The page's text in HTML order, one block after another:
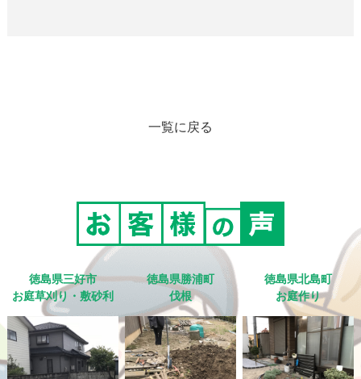
一覧に戻る
徳島県三好市
お庭草刈り・敷砂利
徳島県勝浦町
伐根
徳島県北島町
お庭作り